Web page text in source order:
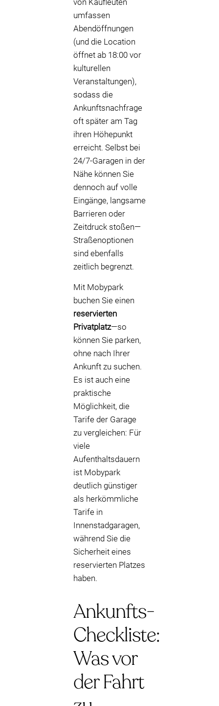
von Kaufleuten
umfassen
Abendöffnungen
(und die Location
öffnet ab 18:00 vor
kulturellen
Veranstaltungen),
sodass die
Ankunftsnachfrage
oft später am Tag
ihren Höhepunkt
erreicht. Selbst bei
24/7-Garagen in der
Nähe können Sie
dennoch auf volle
Eingänge, langsame
Barrieren oder
Zeitdruck stoßen—
Straßenoptionen
sind ebenfalls
zeitlich begrenzt.
Mit Mobypark
buchen Sie einen
reservierten
Privatplatz—so
können Sie parken,
ohne nach Ihrer
Ankunft zu suchen.
Es ist auch eine
praktische
Möglichkeit, die
Tarife der Garage
zu vergleichen: Für
viele
Aufenthaltsdauern
ist Mobypark
deutlich günstiger
als herkömmliche
Tarife in
Innenstadgaragen,
während Sie die
Sicherheit eines
reservierten Platzes
haben.
Ankunfts-
Checkliste:
Was vor
der Fahrt